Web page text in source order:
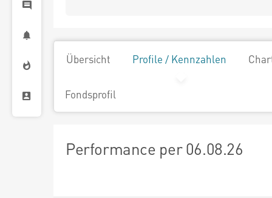
Übersicht Profile / Kennzahlen
Fondsprofil
Performance per 06.08.26